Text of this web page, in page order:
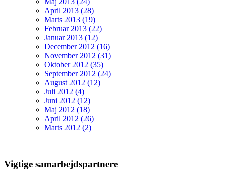
April 2013 (28)
Marts 2013 (19)
Februar 2013 (22)
Januar 2013 (12)
December 2012 (16)
November 2012 (31)
Oktober 2012 (35)
September 2012 (24)
August 2012 (12)
Juli 2012 (4)
Juni 2012 (12)
Maj 2012 (18)
April 2012 (26)
Marts 2012 (2)
Vigtige samarbejdspartnere